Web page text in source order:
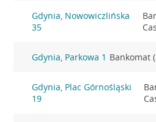
Gdynia, Nowowiczlińska
35
Gdynia, Parkowa 1 Bankomat
Gdynia, Plac Górnośląski
19